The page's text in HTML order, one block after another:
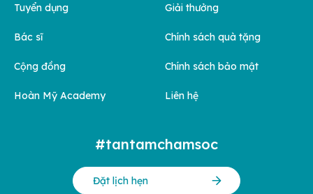
Tuyển dụng
Bác sĩ
Cộng đồng
Hoàn Mỹ Academy
Giải thưởng
Chính sách quà tặng
Chính sách bảo mật
Liên hệ
#tantamchamsoc
Đặt lịch hẹn